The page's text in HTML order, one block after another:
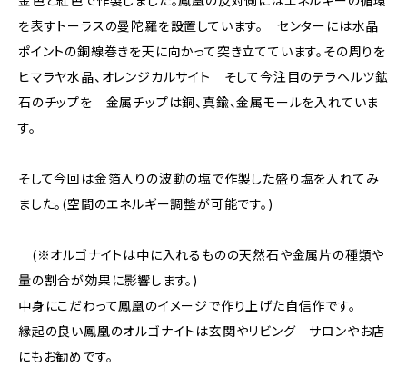
を表すトーラスの曼陀羅を設置しています。 センターには水晶
ポイントの銅線巻きを天に向かって突き立てています。その周りを
ヒマラヤ水晶、オレンジカルサイト そして今注目のテラヘルツ鉱
石のチップを 金属チップは銅、真鍮、金属モールを入れていま
す。
そして今回は金箔入りの波動の塩で作製した盛り塩を入れてみ
ました。(空間のエネルギー調整が可能です。)
(※オルゴナイトは中に入れるものの天然石や金属片の種類や
量の割合が効果に影響します。)
中身にこだわって鳳凰のイメージで作り上げた自信作です。
縁起の良い鳳凰のオルゴナイトは玄関やリビング サロンやお店
にもお勧めです。